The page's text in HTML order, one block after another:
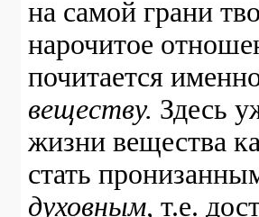
на самой грани
нарочитое
почитается
веществу. Здесь
жизни вещества
стать
духовным, т.е.